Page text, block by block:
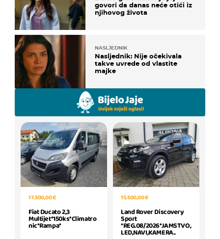
govori da danas neće otići iz
njihovog života
NASLJEDNIK
Nasljednik: Nije očekivala
takve uvrede od vlastite
majke
17.500,00 €
Fiat Ducato 2,3
Multijet*150ks*Climatro
nic*Rampa*
15.500,00 €
Land Rover Discovery
Sport
*REG.08/2026*JAMSTVO,
LED,NAVI,KAMERA..